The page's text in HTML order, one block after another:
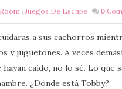
, Juegos De Escape 0
a sus cachorros
y juguetones. A veces
caído, no lo sé. Lo
¿Dónde está Tobby?